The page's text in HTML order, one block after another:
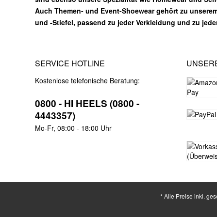
Auch Themen- und Event-Shoewear gehört zu
und -Stiefel, passend zu jeder Verkleidung und zu
SERVICE HOTLINE
Kostenlose telefonische Beratung:
0800 - HI HEELS (0800 -
4443357)
Mo-Fr, 08:00 - 18:00 Uhr
* Alle Preise inkl.